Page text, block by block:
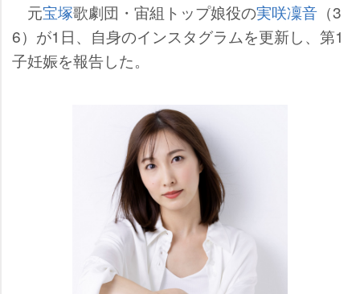
元宝塚歌劇団・宙組トップ娘役の実咲凜音 （3
6）が1日、自身のインスタグラムを更新し、第1
子妊娠を報告した。